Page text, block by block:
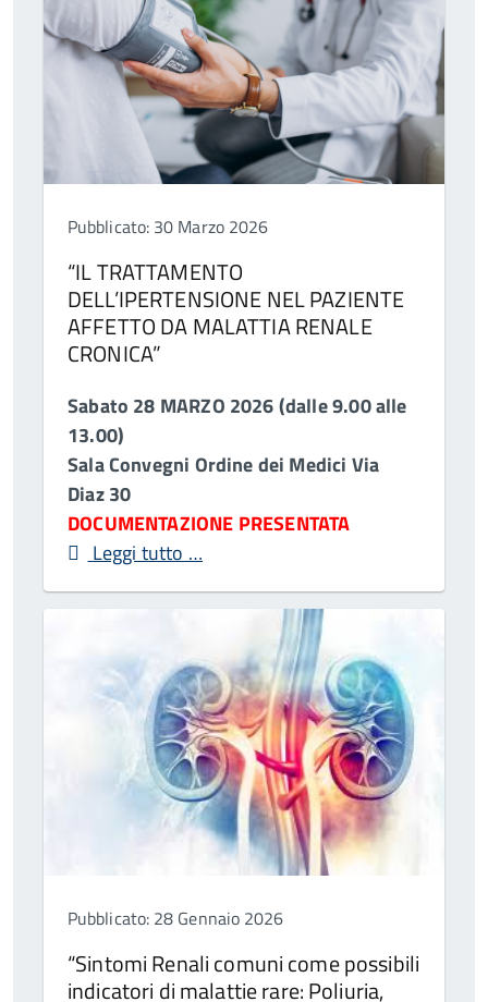
Pubblicato: 30 Marzo 2026
“IL TRATTAMENTO
DELL’IPERTENSIONE NEL PAZIENTE
AFFETTO DA MALATTIA RENALE
CRONICA”
Sabato 28 MARZO 2026 (dalle 9.00 alle
13.00)
Sala Convegni Ordine dei Medici Via
Diaz 30
DOCUMENTAZIONE PRESENTATA
Leggi tutto …
Pubblicato: 28 Gennaio 2026
“Sintomi Renali comuni come possibili
indicatori di malattie rare: Poliuria,